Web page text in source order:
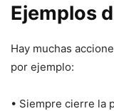
Ejemplos
Hay muchas
por ejemplo:
• Siempre cierre la